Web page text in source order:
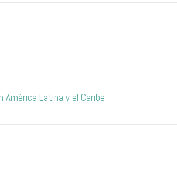
América Latina y el Caribe